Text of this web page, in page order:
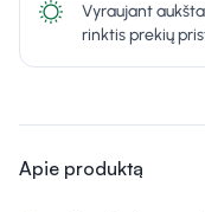
Vyraujant
rinktis prekių
Apie produktą